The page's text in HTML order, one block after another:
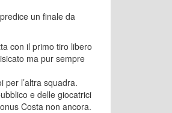
un finale da
con il primo tiro libero
ma pur sempre
per l’altra squadra.
e delle giocatrici
Costa non ancora.